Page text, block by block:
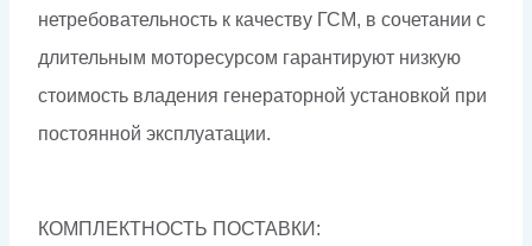
нетребовательность к качеству ГСМ, в сочетании с
длительным моторесурсом гарантируют низкую
стоимость владения генераторной установкой при
постоянной эксплуатации.
КОМПЛЕКТНОСТЬ ПОСТАВКИ: